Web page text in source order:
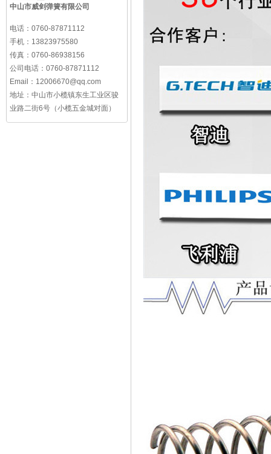
中山市威剑弹簧有限公司
电话： 0760-87871112
手机： 13823975580
传真： 0760-86938156
公司电话： 0760-87871112
Email： 12006670@qq.com
地址： 中山市小榄镇东生工业区骏
业路二街6号（小榄五金城对面）